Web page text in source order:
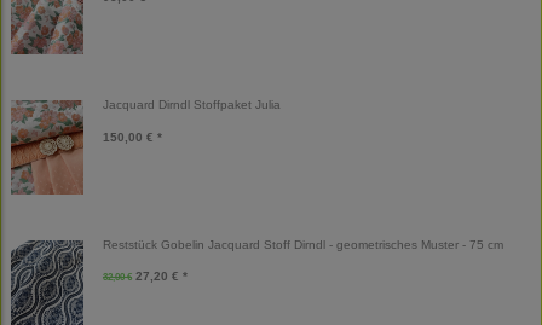
Jacquard Dirndl Stoffpaket Julia
150,00 € *
Reststück Gobelin Jacquard Stoff Dirndl - geometrisches Muster - 75 cm
32,00 € 27,20 € *